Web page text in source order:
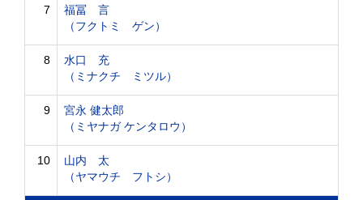
7
福冨 言
（フクトミ ゲン）
8
水口 充
（ミナクチ ミツル）
9
宮永 健太郎
（ミヤナガ ケンタロウ）
10
山内 太
（ヤマウチ フトシ）